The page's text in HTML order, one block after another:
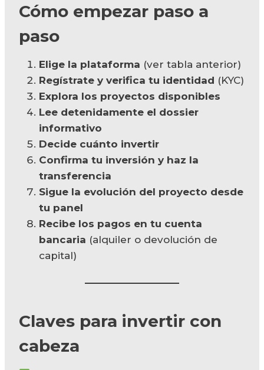
Cómo empezar paso a
paso
Elige la plataforma (ver tabla anterior)
Regístrate y verifica tu identidad (KYC)
Explora los proyectos disponibles
Lee detenidamente el dossier
informativo
Decide cuánto invertir
Confirma tu inversión y haz la
transferencia
Sigue la evolución del proyecto desde
tu panel
Recibe los pagos en tu cuenta
bancaria (alquiler o devolución de
capital)
Claves para invertir con
cabeza